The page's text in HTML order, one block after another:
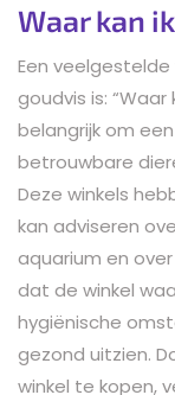
Waar kan
Een
goudvis is:
belangrijk om
betrouwbare
Deze winkels
kan adviseren
aquarium en
dat de winkel
hygiënische
gezond uitzien.
winkel te kopen,